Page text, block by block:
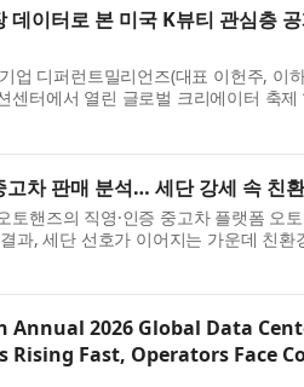
데이터로 본 미국 K뷰티 관심층
업 디퍼런트밀리언즈(대표 이헌주, 이
터에서 열린 글로벌 크리에이터 축제
서울(MILLIONS SEOUL)’의 현장 ...
차 판매 분석… 세단 강세 속 친
토핸즈의 직영·인증 중고차 플랫폼 오
과, 세단 선호가 이어지는 가운데 친환
판매는 전년 동기 대비 두 배 이상...
2026 Global Data
Rising Fast, Operators Face